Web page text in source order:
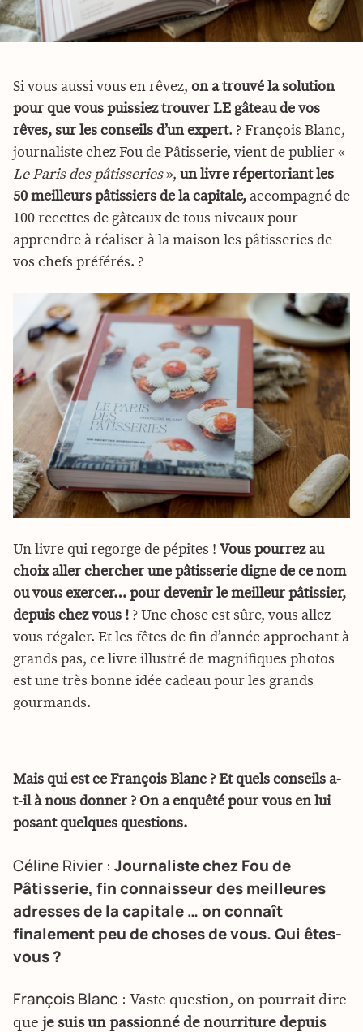
Si vous aussi vous en rêvez, on a trouvé la solution
pour que vous puissiez trouver LE gâteau de vos
rêves, sur les conseils d’un expert. ? François Blanc,
journaliste chez Fou de Pâtisserie, vient de publier «
Le Paris des pâtisseries», un livre répertoriant les
50 meilleurs pâtissiers de la capitale, accompagné de
100 recettes de gâteaux de tous niveaux pour
apprendre à réaliser à la maison les pâtisseries de
vos chefs préférés. ?
Un livre qui regorge de pépites ! Vous pourrez au
choix aller chercher une pâtisserie digne de ce nom
ou vous exercer… pour devenir le meilleur pâtissier,
depuis chez vous ! ? Une chose est sûre, vous allez
vous régaler. Et les fêtes de fin d’année approchant à
grands pas, ce livre illustré de magnifiques photos
est une très bonne idée cadeau pour les grands
gourmands.
Mais qui est ce François Blanc ? Et quels conseils a-
t-il à nous donner ? On a enquêté pour vous en lui
posant quelques questions.
Céline Rivier : Journaliste chez Fou de
Pâtisserie, fin connaisseur des meilleures
adresses de la capitale … on connaît
finalement peu de choses de vous. Qui êtes-
vous ?
François Blanc : Vaste question, on pourrait dire
que je suis un passionné de nourriture depuis